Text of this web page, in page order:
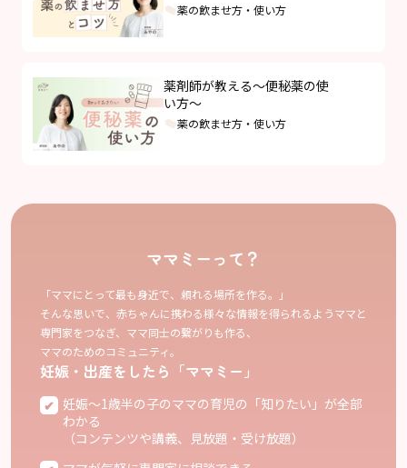
薬の飲ませ方・使い方
薬剤師が教える～便秘薬の使
い方～
薬の飲ませ方・使い方
ママミーって？
「ママにとって最も身近で、頼れる場所を作る。」
そんな思いで、赤ちゃんに携わる様々な情報を得られるようママと
専門家をつなぎ、ママ同士の繋がりも作る、
ママのためのコミュニティ。
妊娠・出産をしたら「ママミー」
妊娠〜1歳半の子のママの育児の「知りたい」が全部
わかる
（コンテンツや講義、見放題・受け放題）